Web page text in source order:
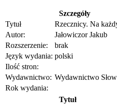
Szczegóły
Tytuł
Rzecznicy. Na
Autor:
Jałowiczor Jakub
Rozszerzenie:
brak
Język wydania: polski
Ilość stron:
Wydawnictwo: Wydawnictwo
Rok wydania:
Tytuł